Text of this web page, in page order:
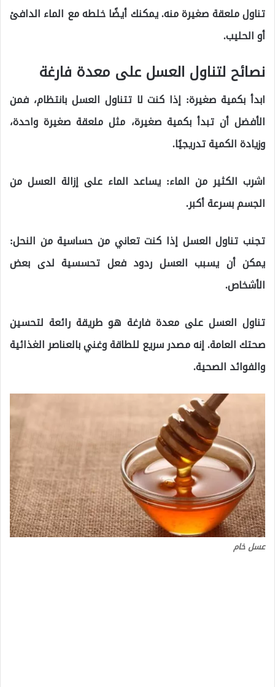
تناول ملعقة صغيرة منه. يمكنك أيضًا خلطه مع الماء الدافئ
أو الحليب.
نصائح لتناول العسل على معدة فارغة
ابدأ بكمية صغيرة: إذا كنت لا تتناول العسل بانتظام، فمن
الأفضل أن تبدأ بكمية صغيرة، مثل ملعقة صغيرة واحدة،
وزيادة الكمية تدريجيًا.
اشرب الكثير من الماء: يساعد الماء على إزالة العسل من
الجسم بسرعة أكبر.
تجنب تناول العسل إذا كنت تعاني من حساسية من النحل:
يمكن أن يسبب العسل ردود فعل تحسسية لدى بعض
الأشخاص.
تناول العسل على معدة فارغة هو طريقة رائعة لتحسين
صحتك العامة. إنه مصدر سريع للطاقة وغني بالعناصر الغذائية
والفوائد الصحية.
عسل خام